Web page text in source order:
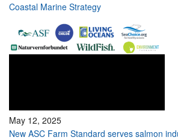
Coastal Marine Strategy
May 12, 2025
New ASC Farm Standard serves salmon